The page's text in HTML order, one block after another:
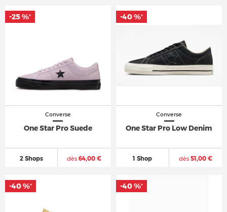
Converse
One Star Pro Suede
2 Shops dès 64,00 €
-25 %*
Converse
One Star Pro Low Denim
1 Shop dès51,00 €
-40 %*
-40 %* -40 %*